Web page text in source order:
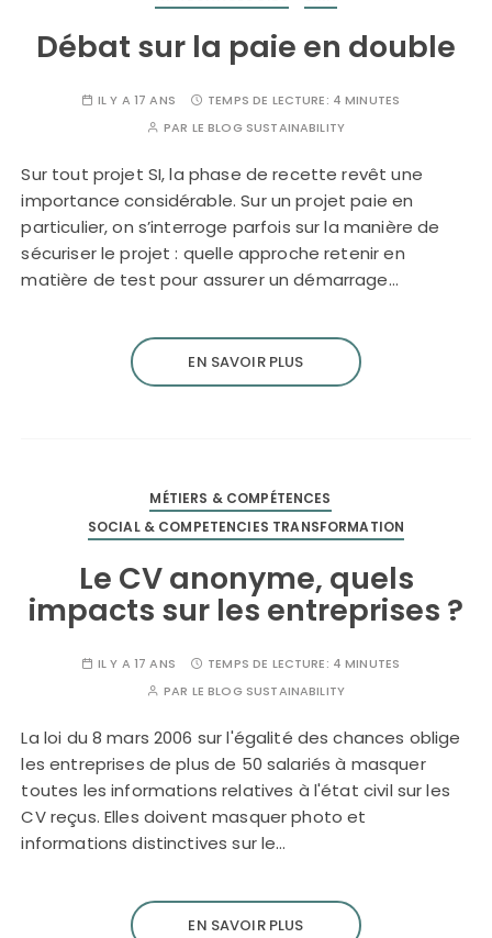
Débat sur la paie en double
IL Y A 17 ANS TEMPS DE LECTURE: 4 MINUTES
PAR LE BLOG SUSTAINABILITY
Sur tout projet SI, la phase de recette revêt une
importance considérable. Sur un projet paie en
particulier, on s’interroge parfois sur la manière de
sécuriser le projet : quelle approche retenir en
matière de test pour assurer un démarrage…
EN SAVOIR PLUS
MÉTIERS & COMPÉTENCES
SOCIAL & COMPETENCIES TRANSFORMATION
Le CV anonyme, quels
impacts sur les entreprises ?
IL Y A 17 ANS TEMPS DE LECTURE: 4 MINUTES
PAR LE BLOG SUSTAINABILITY
La loi du 8 mars 2006 sur l'égalité des chances oblige
les entreprises de plus de 50 salariés à masquer
toutes les informations relatives à l'état civil sur les
CV reçus. Elles doivent masquer photo et
informations distinctives sur le…
EN SAVOIR PLUS